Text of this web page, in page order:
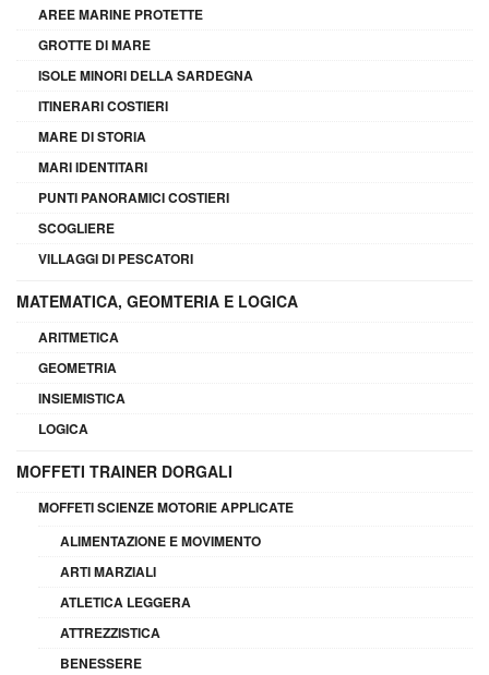
AREE MARINE PROTETTE
GROTTE DI MARE
ISOLE MINORI DELLA SARDEGNA
ITINERARI COSTIERI
MARE DI STORIA
MARI IDENTITARI
PUNTI PANORAMICI COSTIERI
SCOGLIERE
VILLAGGI DI PESCATORI
MATEMATICA, GEOMTERIA E LOGICA
ARITMETICA
GEOMETRIA
INSIEMISTICA
LOGICA
MOFFETI TRAINER DORGALI
MOFFETI SCIENZE MOTORIE APPLICATE
ALIMENTAZIONE E MOVIMENTO
ARTI MARZIALI
ATLETICA LEGGERA
ATTREZZISTICA
BENESSERE